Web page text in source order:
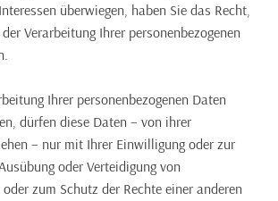
überwiegen, haben Sie das Recht,
Verarbeitung Ihrer personenbezogenen
Ihrer personenbezogenen Daten
dürfen diese Daten – von ihrer
– nur mit Ihrer Einwilligung oder zur
oder Verteidigung von
zum Schutz der Rechte einer anderen